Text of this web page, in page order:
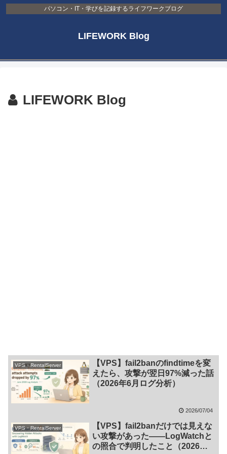
パソコン・IT・学びを記録するライフワークブログ
LIFEWORK Blog
LIFEWORK Blog
VPS・RentalServer
【VPS】fail2banのfindtimeを変
えたら、攻撃が翌日97%減った話
（2026年6月ログ分析）
2026/07/04
VPS・RentalServer
【VPS】fail2banだけでは見えな
い攻撃があった——LogWatchと
の照合で判明したこと（2026年5